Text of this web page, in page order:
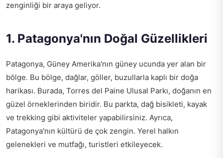
zenginliği bir araya geliyor.
1. Patagonya'nın Doğal Güzellikleri
Patagonya, Güney Amerika'nın güney ucunda yer alan bir
bölge. Bu bölge, dağlar, göller, buzullarla kaplı bir doğa
harikası. Burada, Torres del Paine Ulusal Parkı, doğanın en
güzel örneklerinden biridir. Bu parkta, dağ bisikleti, kayak
ve trekking gibi aktiviteler yapabilirsiniz. Ayrıca,
Patagonya'nın kültürü de çok zengin. Yerel halkın
gelenekleri ve mutfağı, turistleri etkileyecek.